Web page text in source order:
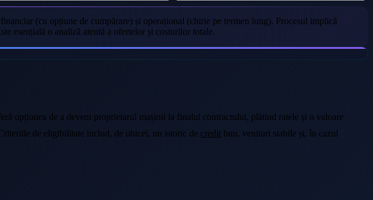
(cu opțiune de cumpărare) și operațional (chirie pe termen lung). Procesul implică
esențială o analiză atentă a ofertelor și costurilor totale.
opțiunea de a deveni proprietarul mașinii la finalul contractului, plătind ratele și o valoare
de eligibilitate includ, de obicei, un istoric de credit bun, venituri stabile și, în cazul